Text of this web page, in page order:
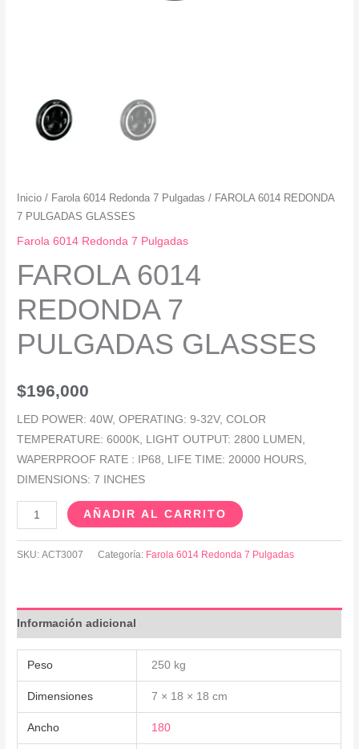
Inicio / Farola 6014 Redonda 7 Pulgadas / FAROLA 6014 REDONDA
7 PULGADAS GLASSES
Farola 6014 Redonda 7 Pulgadas
FAROLA 6014
REDONDA 7
PULGADAS GLASSES
$196,000
LED POWER: 40W, OPERATING: 9-32V, COLOR
TEMPERATURE: 6000K, LIGHT OUTPUT: 2800 LUMEN,
WAPERPROOF RATE : IP68, LIFE TIME: 20000 HOURS,
DIMENSIONS: 7 INCHES
AÑADIR AL CARRITO
SKU:ACT3007 Categoría: Farola 6014 Redonda 7 Pulgadas
Información adicional
Peso 250 kg
Dimensiones 7 × 18 × 18 cm
Ancho 180